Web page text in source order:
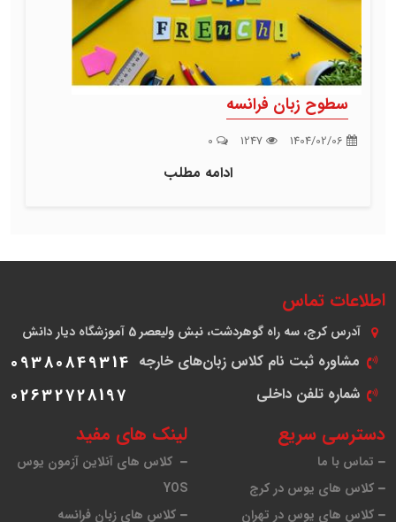
سطوح زبان فرانسه
ادامه مطلب
لینک های مفید
کلاس های آنلاین آزمون یوس
YOS
کلاس های زبان فرانسه
دسترسی سریع
تماس با ما
کلاس های یوس در کرج
کلاس های یوس در تهران
اطلاعات تماس
آدرس کرج، سه راه گوهردشت، نبش ولیعصر 5 آموزشگاه دیار دانش
مشاوره ثبت نام کلاس زبان‌های خارجه 09380849314
شماره تلفن داخلی 02632728197